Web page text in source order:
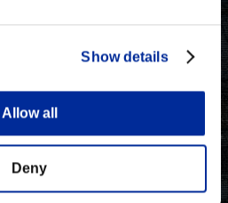
Show details
Allow all
Deny